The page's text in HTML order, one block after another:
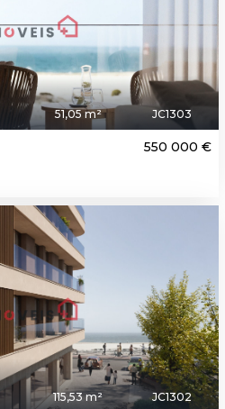
51,05 m² JC1303
550 000 €
115,53 m² JC1302